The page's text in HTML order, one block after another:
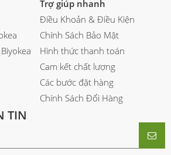
Trợ giúp nhanh
Điều Khoản & Điều Kiện
Chính Sách Bảo Mật
Hình thức thanh toán
Cam kết chất lượng
Các bước đặt hàng
Chính Sách Đổi Hàng
TIN